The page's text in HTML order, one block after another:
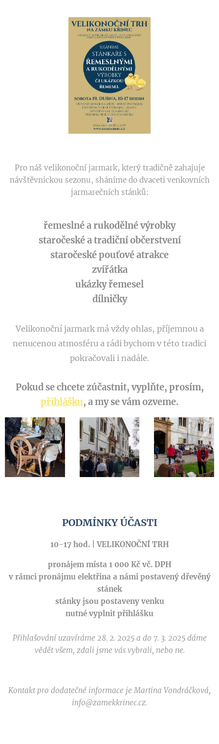
Pro náš velikonoční jarmark, který tradičně zahajuje
návštěvnickou sezonu, sháníme do dvaceti venkovních
jarmarečních stánků:
řemeslné a rukodělné výrobky
staročeské a tradiční občerstvení
staročeské pouťové atrakce
zvířátka
ukázky řemesel
dílničky
Velikonoční jarmark má vždy ohlas, příjemnou a
nenucenou atmosféru a rádi bychom v této tradici
pokračovali i nadále.
Pokud se chcete zúčastnit, vyplňte, prosím,
přihlášku, a my se vám ozveme.
PODMÍNKY ÚČASTI
10-17 hod. | VELIKONOČNÍ TRH
pronájem místa 1 000 Kč vč. DPH
v rámci pronájmu elektřina a námi postavený dřevěný
stánek
stánky jsou postaveny venku
nutné vyplnit přihlášku
Přihlašování uzavíráme 28. 2. 2025 a do 7. 3. 2025 dáme
vědět všem, zdali jsme vás vybrali, nebo ne.
Kontakt pro dodatečné informace je Martina Vondráčková,
info@zamekkrinec.cz.